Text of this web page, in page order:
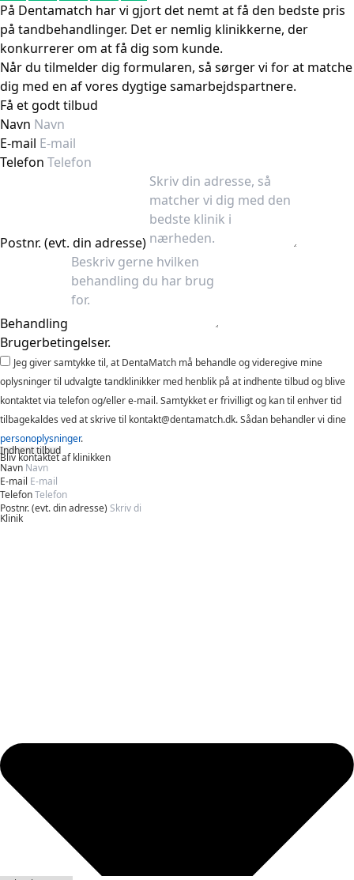
På Dentamatch har vi gjort det nemt at få den bedste pris
på tandbehandlinger. Det er nemlig klinikkerne, der
konkurrerer om at få dig som kunde.
Når du tilmelder dig formularen, så sørger vi for at matche
dig med en af vores dygtige samarbejdspartnere.
Få et godt tilbud
Navn
E-mail
Telefon
Postnr. (evt. din adresse)
Behandling
Brugerbetingelser.
Jeg giver samtykke til, at DentaMatch må behandle og videregive mine
oplysninger til udvalgte tandklinikker med henblik på at indhente tilbud og blive
kontaktet via telefon og/eller e-mail. Samtykket er frivilligt og kan til enhver tid
tilbagekaldes ved at skrive til kontakt@dentamatch.dk. Sådan behandler vi dine
personoplysninger.
Indhent tilbud
Bliv kontaktet af klinikken
Navn
E-mail
Telefon
Postnr. (evt. din adresse)
Klinik